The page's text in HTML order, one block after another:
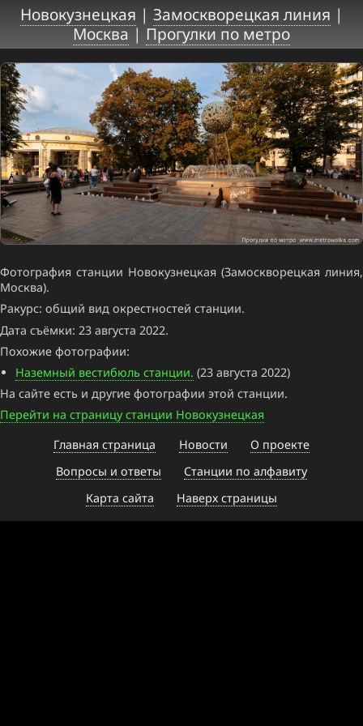
Новокузнецкая | Замоскворецкая линия |
Москва| Прогулки по метро
Фотография станции Новокузнецкая (Замоскворецкая линия,
Москва).
Ракурс: общий вид окрестностей станции.
Дата съёмки: 23 августа 2022.
Похожие фотографии:
Наземный вестибюль станции. (23 августа 2022)
На сайте есть и другие фотографии этой станции.
Перейти на страницу станции Новокузнецкая
Главная страница
Новости
О проекте
Вопросы и ответы
Станции по алфавиту
Карта сайта
Наверх страницы